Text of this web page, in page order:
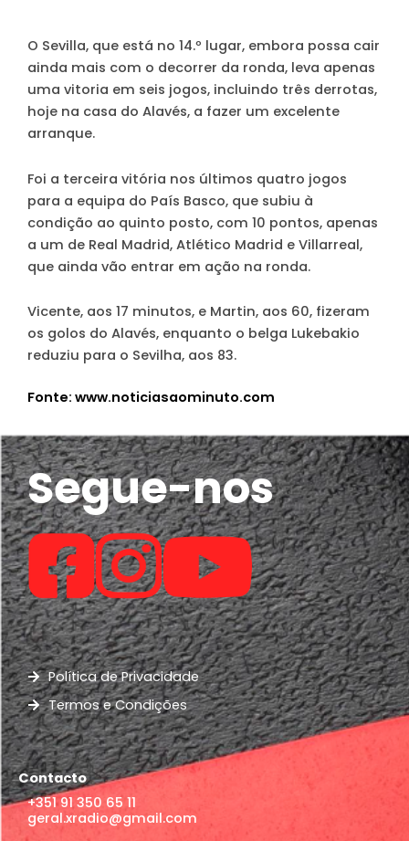
O Sevilla, que está no 14.º lugar, embora possa cair
ainda mais com o decorrer da ronda, leva apenas
uma vitoria em seis jogos, incluindo três derrotas,
hoje na casa do Alavés, a fazer um excelente
arranque.
Foi a terceira vitória nos últimos quatro jogos
para a equipa do País Basco, que subiu à
condição ao quinto posto, com 10 pontos, apenas
a um de Real Madrid, Atlético Madrid e Villarreal,
que ainda vão entrar em ação na ronda.
Vicente, aos 17 minutos, e Martin, aos 60, fizeram
os golos do Alavés, enquanto o belga Lukebakio
reduziu para o Sevilha, aos 83.
Fonte: www.noticiasaominuto.com
Segue-nos
Política de Privacidade
Termos e Condições
Contacto
+351 91 350 65 11
geral.xradio@gmail.com